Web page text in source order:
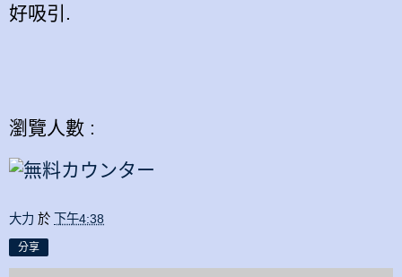
好吸引.
瀏覽人數 :
大力 於 下午4:38
分享